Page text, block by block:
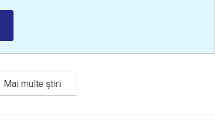
Mai multe știri